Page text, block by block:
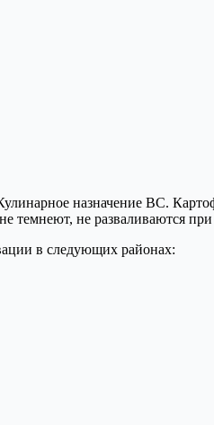
назначение ВС.
темнеют, не разваливаются
в следующих районах: